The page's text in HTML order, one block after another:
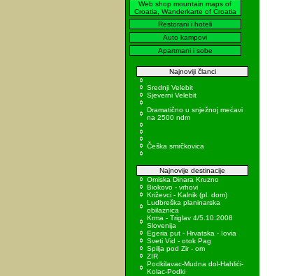
Web shop mountain maps of
Croatia, Wanderkarte of Croatia
Restorani i hoteli
Auto kampovi
Apartmani i sobe
Najnoviji članci
Srednji Velebit
Sjeverni Velebit
Dramatično u snježnoj mećavi
na 2500 ndm
Češka smrčkovica
Najnovije destinacije
Omiska Dinara Kruzno
Biokovo - vrhovi
Križevci - Kalnik (pl. dom)
Ludbreška planinarska
obilaznica
Krma - Triglav 4/5.10.2008
Slovenija
Egeria put - Hrvatska - Iovia
Sveti Vid - otok Pag
Spilja pod Zir - om
ZIR
Podkilavac-Mudna dol-Hahlići-
Kolac-Podki